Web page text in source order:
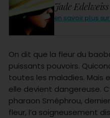
Jade Edelweiss
en savoir plus
On dit que la fleur du
puissants pouvoirs.
toutes les maladies. Mais
elle devient dangereuse.
pharaon Sméphrou,
fleur, l’a soigneusement